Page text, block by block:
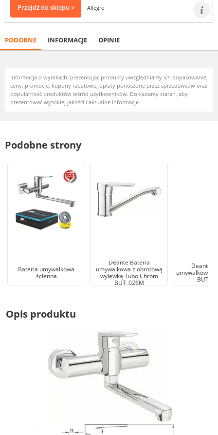
Przejdź do sklepu > Allegro
PODOBNE INFORMACJE OPINIE
Informacja o wynikach: prezentując produkty uwzględniamy ich dopasowanie,
ceny, promocje, kupony rabatowe, opłaty ponoszone przez sprzedawców oraz
popularność produktów wśród użytkowników. Dokładamy starań, aby
prezentować wysokiej jakości i aktualne informacje.
Podobne strony
Bateria umywalkowa
ścienna
Deante Bateria
umywalkowa z obrotową
wylewką Tubo Chrom
BUT_026M
Deante
umywalkowa
Opis produktu